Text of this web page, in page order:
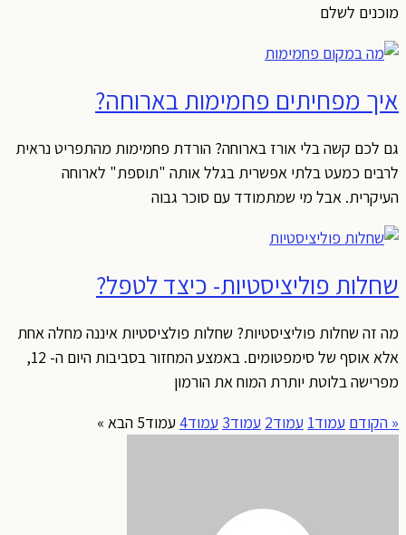
מוכנים לשלם
איך מפחיתים פחמימות בארוחה?
גם לכם קשה בלי אורז בארוחה? הורדת פחמימות מהתפריט נראית
לרבים כמעט בלתי אפשרית בגלל אותה "תוספת" לארוחה
העיקרית. אבל מי שמתמודד עם סוכר גבוה
שחלות פוליציסטיות- כיצד לטפל?
מה זה שחלות פוליציסטיות? שחלות פולציסטיות איננה מחלה אחת
אלא אוסף של סימפטומים. באמצע המחזור בסביבות היום ה- 12,
מפרישה בלוטת יותרת המוח את הורמון
« הקודם עמוד1 עמוד2 עמוד3 עמוד4 עמוד5 הבא »